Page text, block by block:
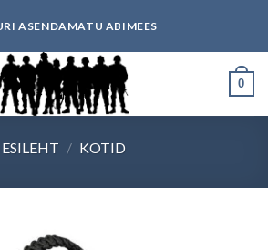
ASENDAMATU ABIMEES
0
ESILEHT / KOTID